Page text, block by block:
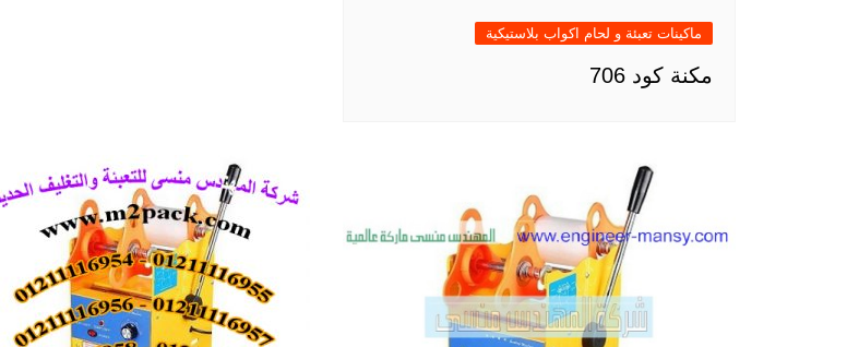
ماكينات تعبئة و لحام اكواب بلاستيكية
مكنة كود 706